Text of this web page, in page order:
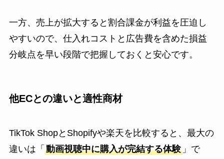
一方、売上が拡大すると割合課金が利益を圧迫し
やすいので、仕入れコストと広告費を含めた損益
分岐点を早い段階で把握しておくと安心です。
他ECとの違いと適性商材
TikTok ShopとShopifyや楽天を比較すると、最大の
違いは「 動画視聴中に購入が完結する体験」で